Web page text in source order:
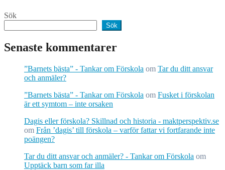
Sök
Sök
Senaste kommentarer
”Barnets bästa” - Tankar om Förskola om Tar du ditt ansvar
och anmäler?
”Barnets bästa” - Tankar om Förskola om Fusket i förskolan
är ett symtom – inte orsaken
Dagis eller förskola? Skillnad och historia - maktperspektiv.se
om Från ’dagis’ till förskola – varför fattar vi fortfarande inte
poängen?
Tar du ditt ansvar och anmäler? - Tankar om Förskola om
Upptäck barn som far illa